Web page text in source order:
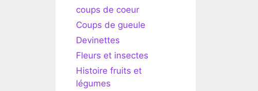
coups de coeur
Coups de gueule
Devinettes
Fleurs et insectes
Histoire fruits et
légumes